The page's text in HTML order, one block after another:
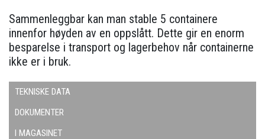
Sammenleggbar kan man stable 5 containere
innenfor høyden av en oppslått. Dette gir en enorm
besparelse i transport og lagerbehov når containerne
ikke er i bruk.
TEKNISKE DATA
DOKUMENTER
I MAGASINET